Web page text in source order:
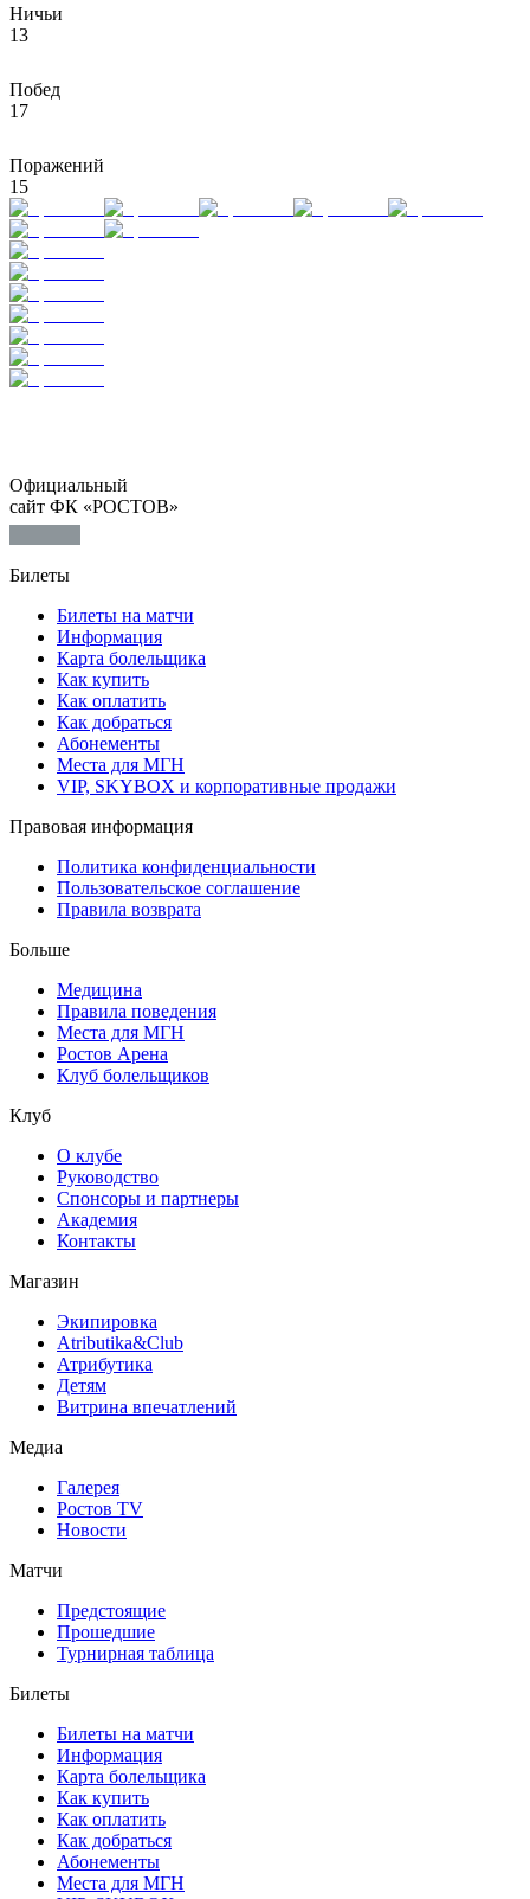
Ничьи
13
Побед
17
Поражений
15
Официальный
сайт ФК «РОСТОВ»
Билеты
Билеты на матчи
Информация
Карта болельщика
Как купить
Как оплатить
Как добраться
Абонементы
Места для МГН
VIP, SKYBOX и корпоративные продажи
Правовая информация
Политика конфиденциальности
Пользовательское соглашение
Правила возврата
Больше
Медицина
Правила поведения
Места для МГН
Ростов Арена
Клуб болельщиков
Клуб
О клубе
Руководство
Спонсоры и партнеры
Академия
Контакты
Магазин
Экипировка
Atributika&Club
Атрибутика
Детям
Витрина впечатлений
Медиа
Галерея
Ростов TV
Новости
Матчи
Предстоящие
Прошедшие
Турнирная таблица
Билеты
Билеты на матчи
Информация
Карта болельщика
Как купить
Как оплатить
Как добраться
Абонементы
Места для МГН